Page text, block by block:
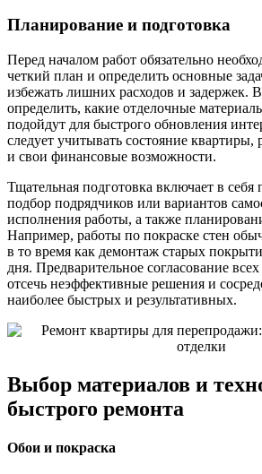
Планирование и подготовка
Перед началом работ обязательно
четкий план и определить основные
избежать лишних расходов и задержек.
определить, какие отделочные
подойдут для быстрого обновления
следует учитывать состояние
и свои финансовые возможности.
Тщательная подготовка включает в себя
подбор подрядчиков или вариантов
исполнения работы, а также
Например, работы по покраске стен
в то время как демонтаж старых
дня. Предварительное согласование
отсечь неэффективные решения и
наиболее быстрых и результативных.
Выбор материалов и
быстрого ремонта
Обои и покраска